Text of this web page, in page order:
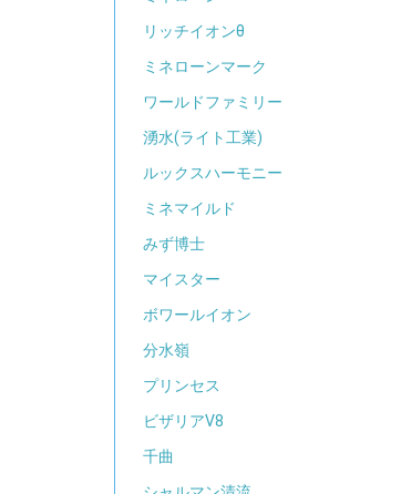
リッチイオンθ
ミネローンマーク
ワールドファミリー
湧水(ライト工業)
ルックスハーモニー
ミネマイルド
みず博士
マイスター
ボワールイオン
分水嶺
プリンセス
ビザリアV8
千曲